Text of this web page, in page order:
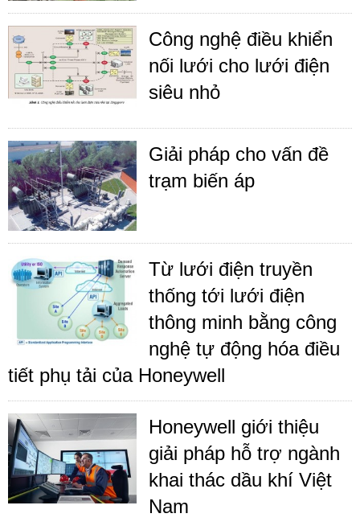
Công nghệ điều khiển
nối lưới cho lưới điện
siêu nhỏ
Giải pháp cho vấn đề
trạm biến áp
Từ lưới điện truyền
thống tới lưới điện
thông minh bằng công
nghệ tự động hóa điều
tiết phụ tải của Honeywell
Honeywell giới thiệu
giải pháp hỗ trợ ngành
khai thác dầu khí Việt
Nam